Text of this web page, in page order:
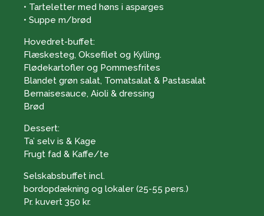
• Tarteletter med høns i asparges
• Suppe m/brød
Hovedret-buffet:
Flæskesteg, Oksefilet og Kylling.
Flødekartofler og Pommesfrites
Blandet grøn salat, Tomatsalat & Pastasalat
Bernaisesauce, Aioli & dressing
Brød
Dessert:
Ta’ selv is & Kage
Frugt fad & Kaffe/te
Selskabsbuffet incl.
bordopdækning og lokaler (25-55 pers.)
Pr. kuvert 350 kr.